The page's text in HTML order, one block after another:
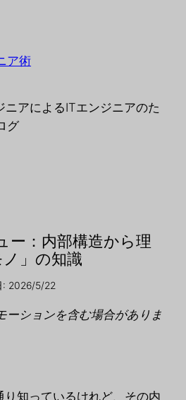
ア術
ニアによるITエンジニアのた
グ
ー：内部構造から理
」の知識
: 2026/5/22
ーションを含む場合がありま
知っているけれど、その内